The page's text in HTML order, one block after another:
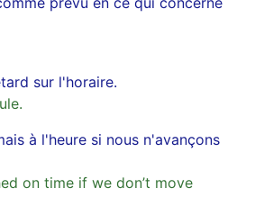
sur l'horaire.
à l'heure si nous n'avançons
on time if we don’t move